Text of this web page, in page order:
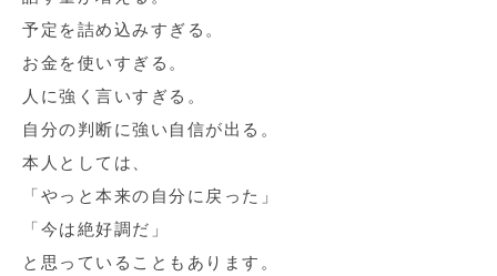
予定を詰め込みすぎる。
お金を使いすぎる。
人に強く言いすぎる。
自分の判断に強い自信が出る。
本人としては、
「やっと本来の自分に戻った」
「今は絶好調だ」
と思っていることもあります。